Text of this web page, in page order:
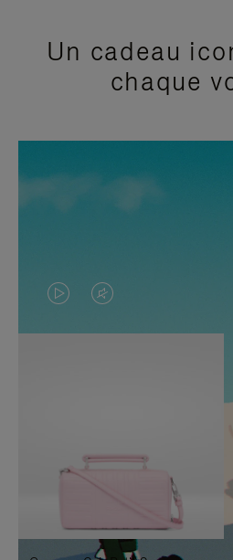
Un cadeau
chaque
LA
VIDÉO
PAUSE,
APPUYEZ
SUR
LE
SON
VEUILLEZ